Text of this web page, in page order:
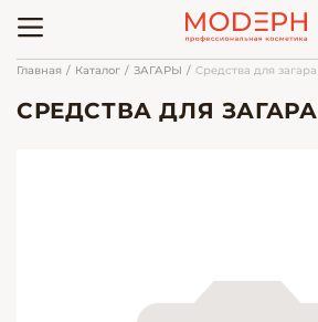
Главная Каталог ЗАГАРЫ Средства для загара
СРЕДСТВА ДЛЯ ЗАГАРА